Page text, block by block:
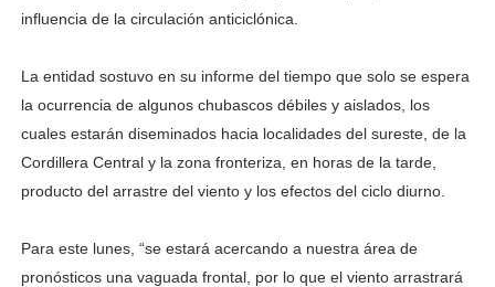
influencia de la circulación anticiclónica.
La entidad sostuvo en su informe del tiempo que solo se espera
la ocurrencia de algunos chubascos débiles y aislados, los
cuales estarán diseminados hacia localidades del sureste, de la
Cordillera Central y la zona fronteriza, en horas de la tarde,
producto del arrastre del viento y los efectos del ciclo diurno.
Para este lunes, “se estará acercando a nuestra área de
pronósticos una vaguada frontal, por lo que el viento arrastrará